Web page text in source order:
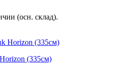
(осн. склад).
(335см)